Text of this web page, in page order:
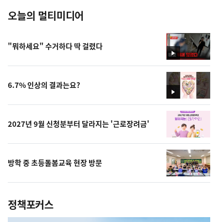
오늘의 멀티미디어
영
상
"뭐하세요" 수거하다 딱 걸렸다
영
상
6.7% 인상의 결과는요?
2027년 9월 신청분부터 달라지는 '근로장려금'
방학 중 초등돌봄교육 현장 방문
정책포커스